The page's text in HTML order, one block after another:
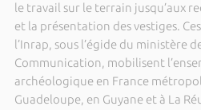
le travail sur le terrain jusqu’aux
et la présentation des vestiges.
l’Inrap, sous l’égide du ministère
Communication, mobilisent
archéologique en France
Guadeloupe, en Guyane et à La